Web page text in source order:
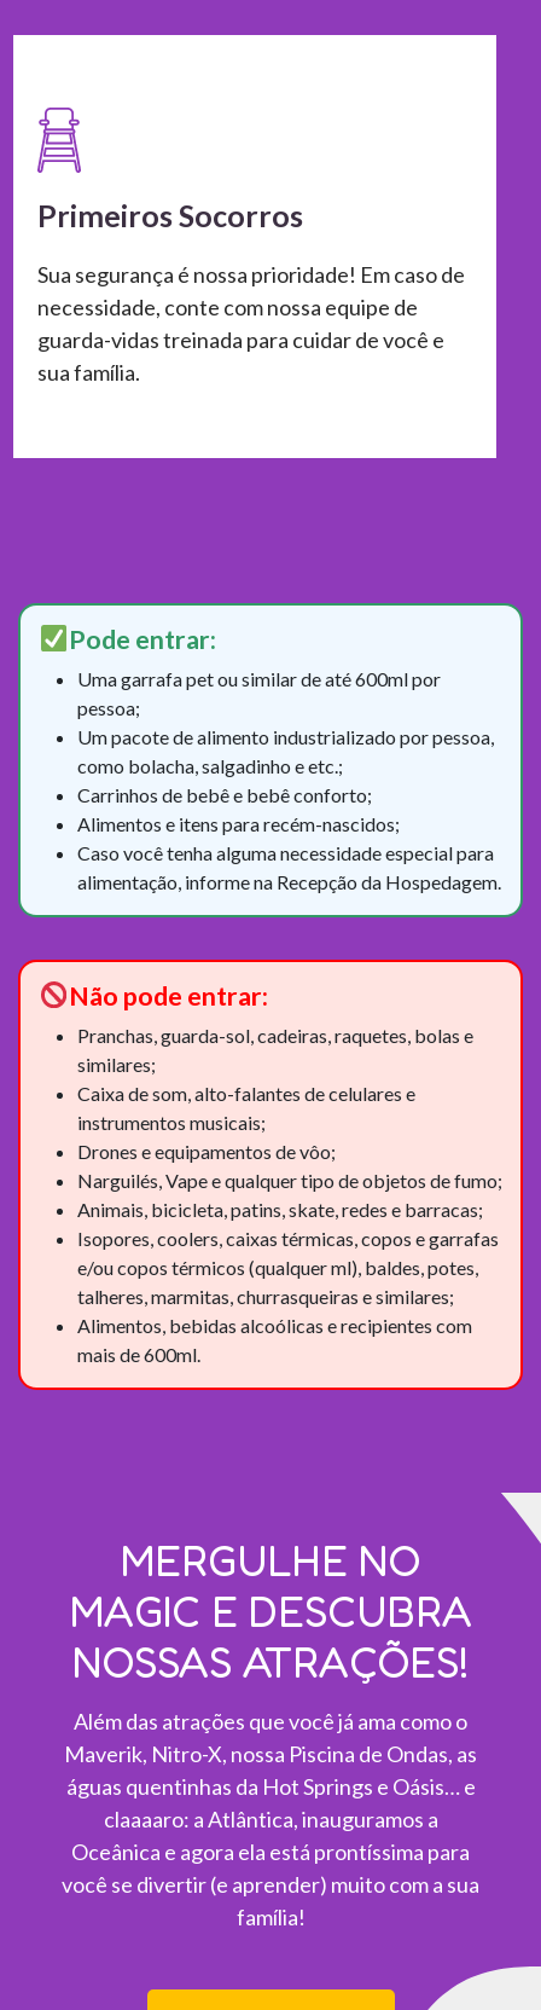
Primeiros Socorros
Sua segurança é nossa prioridade! Em caso de
necessidade, conte com nossa equipe de
guarda-vidas treinada para cuidar de você e
sua família.
Pode entrar:
Uma garrafa pet ou similar de até 600ml por
pessoa;
Um pacote de alimento industrializado por pessoa,
como bolacha, salgadinho e etc.;
Carrinhos de bebê e bebê conforto;
Alimentos e itens para recém-nascidos;
Caso você tenha alguma necessidade especial para
alimentação, informe na Recepção da Hospedagem.
Não pode entrar:
Pranchas, guarda-sol, cadeiras, raquetes, bolas e
similares;
Caixa de som, alto-falantes de celulares e
instrumentos musicais;
Drones e equipamentos de vôo;
Narguilés, Vape e qualquer tipo de objetos de fumo;
Animais, bicicleta, patins, skate, redes e barracas;
Isopores, coolers, caixas térmicas, copos e garrafas
e/ou copos térmicos (qualquer ml), baldes, potes,
talheres, marmitas, churrasqueiras e similares;
Alimentos, bebidas alcoólicas e recipientes com
mais de 600ml.
MERGULHE NO
MAGIC E DESCUBRA
NOSSAS ATRAÇÕES!
Além das atrações que você já ama como o
Maverik, Nitro-X, nossa Piscina de Ondas, as
águas quentinhas da Hot Springs e Oásis… e
claaaaro: a Atlântica, inauguramos a
Oceânica e agora ela está prontíssima para
você se divertir (e aprender) muito com a sua
família!